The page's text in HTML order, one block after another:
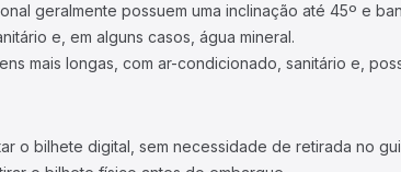
geralmente possuem uma inclinação até 45º e
e, em alguns casos, água mineral.
mais longas, com ar-condicionado, sanitário e,
o bilhete digital, sem necessidade de retirada no